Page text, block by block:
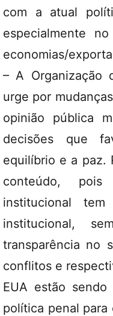
com a atual
especialmente
economias/
– A Organização
urge por
opinião pública
decisões que
equilíbrio e a paz.
conteúdo,
institucional
institucional,
transparência no
conflitos e
EUA estão
política penal para